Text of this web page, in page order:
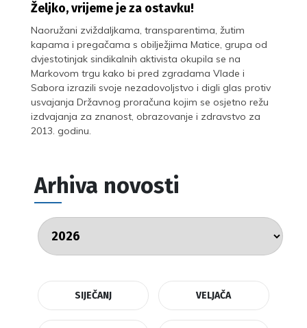
Željko, vrijeme je za ostavku!
Naoružani zviždaljkama, transparentima, žutim
kapama i pregačama s obilježjima Matice, grupa od
dvjestotinjak sindikalnih aktivista okupila se na
Markovom trgu kako bi pred zgradama Vlade i
Sabora izrazili svoje nezadovoljstvo i digli glas protiv
usvajanja Državnog proračuna kojim se osjetno režu
izdvajanja za znanost, obrazovanje i zdravstvo za
2013. godinu.
Arhiva novosti
SIJEČANJ VELJAČA